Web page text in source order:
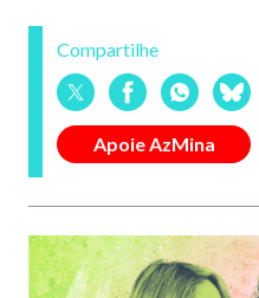
Compartilhe
Apoie AzMina